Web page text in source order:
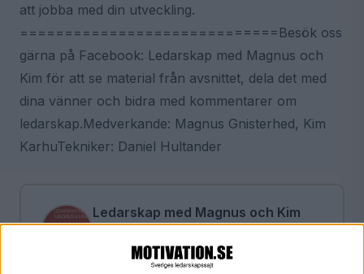
att jobba med din utveckling.
=============================Besök oss
gärna på Facebook: Ledarskap med Magnus och
Kim för att se material från avsnittet, dela det med
dina vänner och bidra med kommentarer om
ledarskap.Medverkande: Magnus Gnisterhed, Kim
KarhuTekniker: Daniel Hultander
Ledarskap med Magnus och Kim
delar ledarskapstränarna Magnus
Gnisterhed och Kim Karhu med sig av